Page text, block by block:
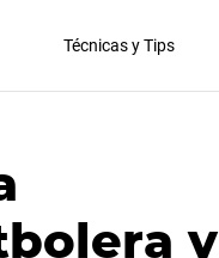
Técnicas y Tips
y